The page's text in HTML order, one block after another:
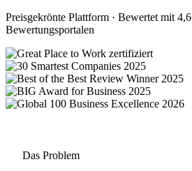
Preisgekrönte Plattform · Bewertet mit
Bewertungsportalen
Das Problem